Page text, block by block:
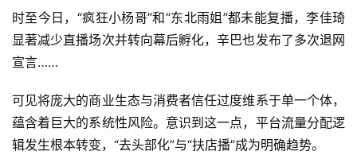
时至今日，“疯狂小杨哥”和“东北雨姐”都未能复播，李佳琦
显著减少直播场次并转向幕后孵化，辛巴也发布了多次退网
宣言……
可见将庞大的商业生态与消费者信任过度维系于单一个体，
蕴含着巨大的系统性风险。意识到这一点，平台流量分配逻
辑发生根本转变，“去头部化”与“扶店播”成为明确趋势。